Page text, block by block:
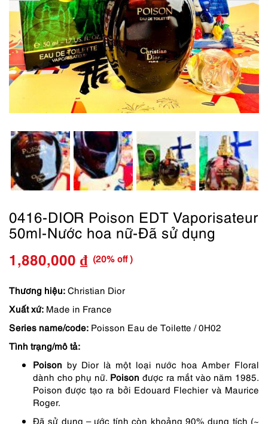
0416-DIOR Poison EDT Vaporisateur
50ml-Nước hoa nữ-Đã sử dụng
Giá
gốc
là:
2,350,000 ₫.
1,880,000 ₫
Giá
hiện
tại
là:
(20% off )
Thương hiệu: Christian Dior
Xuất xứ: Made in France
Series name/code: Poisson Eau de Toilette / 0H02
Tình trạng/mô tả:
Poison by Dior là một loại nước hoa Amber Floral
dành cho phụ nữ. Poison được ra mắt vào năm 1985.
Poison được tạo ra bởi Edouard Flechier và Maurice
Roger.
Đã sử dụng – ước tính còn khoảng 90% dung tích (~